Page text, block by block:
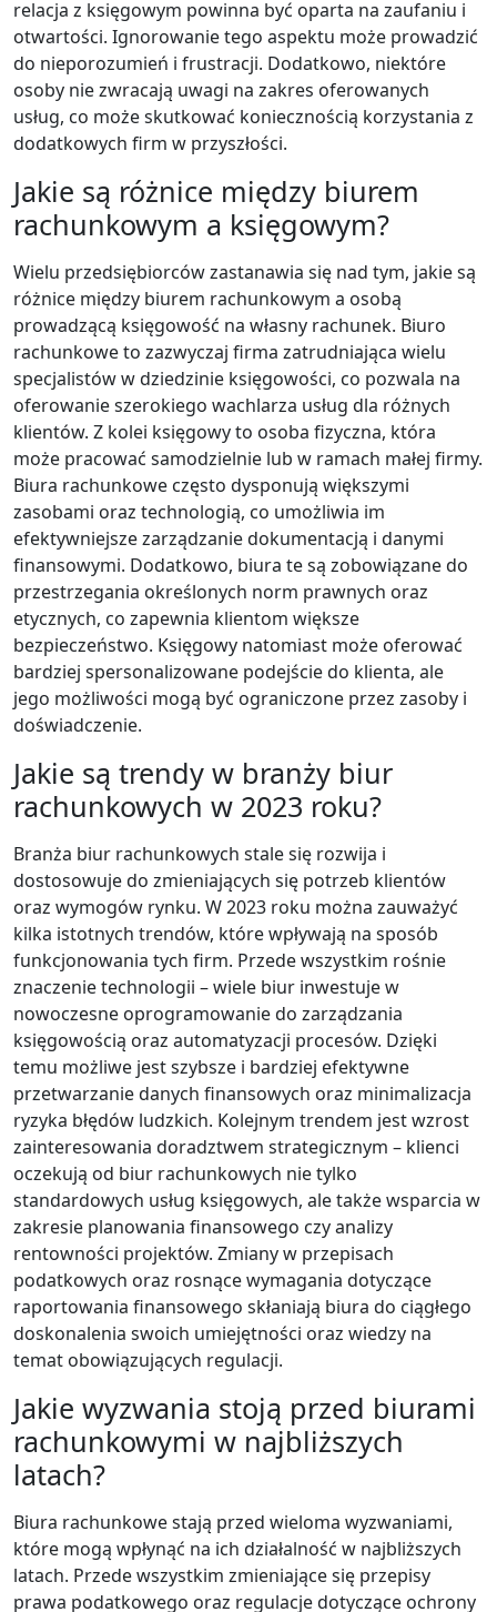
relacja z księgowym powinna być oparta na zaufaniu i
otwartości. Ignorowanie tego aspektu może prowadzić
do nieporozumień i frustracji. Dodatkowo, niektóre
osoby nie zwracają uwagi na zakres oferowanych
usług, co może skutkować koniecznością korzystania z
dodatkowych firm w przyszłości.
Jakie są różnice między biurem
rachunkowym a księgowym?
Wielu przedsiębiorców zastanawia się nad tym, jakie są
różnice między biurem rachunkowym a osobą
prowadzącą księgowość na własny rachunek. Biuro
rachunkowe to zazwyczaj firma zatrudniająca wielu
specjalistów w dziedzinie księgowości, co pozwala na
oferowanie szerokiego wachlarza usług dla różnych
klientów. Z kolei księgowy to osoba fizyczna, która
może pracować samodzielnie lub w ramach małej firmy.
Biura rachunkowe często dysponują większymi
zasobami oraz technologią, co umożliwia im
efektywniejsze zarządzanie dokumentacją i danymi
finansowymi. Dodatkowo, biura te są zobowiązane do
przestrzegania określonych norm prawnych oraz
etycznych, co zapewnia klientom większe
bezpieczeństwo. Księgowy natomiast może oferować
bardziej spersonalizowane podejście do klienta, ale
jego możliwości mogą być ograniczone przez zasoby i
doświadczenie.
Jakie są trendy w branży biur
rachunkowych w 2023 roku?
Branża biur rachunkowych stale się rozwija i
dostosowuje do zmieniających się potrzeb klientów
oraz wymogów rynku. W 2023 roku można zauważyć
kilka istotnych trendów, które wpływają na sposób
funkcjonowania tych firm. Przede wszystkim rośnie
znaczenie technologii – wiele biur inwestuje w
nowoczesne oprogramowanie do zarządzania
księgowością oraz automatyzacji procesów. Dzięki
temu możliwe jest szybsze i bardziej efektywne
przetwarzanie danych finansowych oraz minimalizacja
ryzyka błędów ludzkich. Kolejnym trendem jest wzrost
zainteresowania doradztwem strategicznym – klienci
oczekują od biur rachunkowych nie tylko
standardowych usług księgowych, ale także wsparcia w
zakresie planowania finansowego czy analizy
rentowności projektów. Zmiany w przepisach
podatkowych oraz rosnące wymagania dotyczące
raportowania finansowego skłaniają biura do ciągłego
doskonalenia swoich umiejętności oraz wiedzy na
temat obowiązujących regulacji.
Jakie wyzwania stoją przed biurami
rachunkowymi w najbliższych
latach?
Biura rachunkowe stają przed wieloma wyzwaniami,
które mogą wpłynąć na ich działalność w najbliższych
latach. Przede wszystkim zmieniające się przepisy
prawa podatkowego oraz regulacje dotyczące ochrony